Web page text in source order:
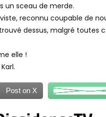
un sceau de merde.
reconnu coupable de
dessus, malgré toutes
elle !
Post on X